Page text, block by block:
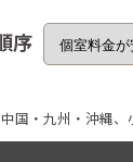
序
中国・九州・沖縄